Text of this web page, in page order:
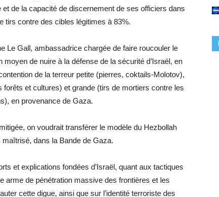
de la capacité de discernement de ses officiers dans
tirs contre des cibles légitimes à 83%.
Le Gall, ambassadrice chargée de faire roucouler le
de nuire à la défense de la sécurité d’Israël, en
de la terreur petite (pierres, coktails-Molotov),
et cultures) et grande (tirs de mortiers contre les
en provenance de Gaza.
on voudrait transférer le modèle du Hezbollah
dans la Bande de Gaza.
et explications fondées d’Israël, quant aux tactiques
arme de pénétration massive des frontières et les
cette digue, ainsi que sur l’identité terroriste des